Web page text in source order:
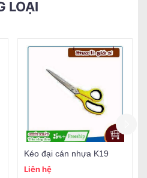
LOẠI
Kéo đại cán nhựa K19
Liên hệ